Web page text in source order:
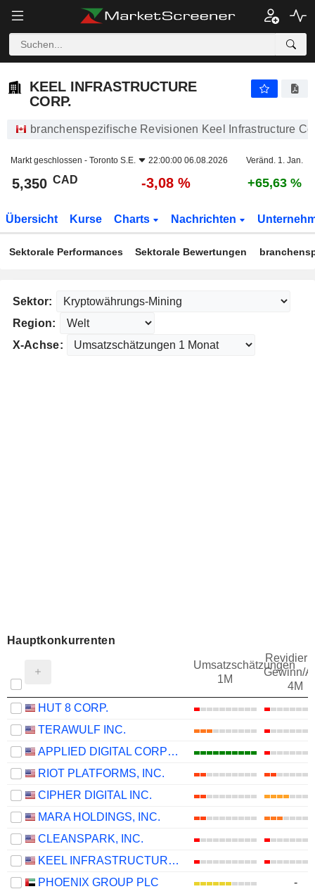
KEEL INFRASTRUCTURE
CORP.
branchenspezifische Revisionen Keel Infrastructure
Markt geschlossen - Toronto S.E. 22:00:00 06.08.2026 Veränd. 1. Jan.
5,350 CAD -3,08 % +65,63 %
Übersicht Kurse Charts Nachrichten
Sektorale Performances Sektorale Bewertungen
Sektor:
Region:
X-Achse:
Hauptkonkurrenten
Umsatzschätzungen
1M
Gewinn/
4M
HUT 8 CORP.
TERAWULF INC.
APPLIED DIGITAL CORPORATION
RIOT PLATFORMS, INC.
CIPHER DIGITAL INC.
MARA HOLDINGS, INC.
CLEANSPARK, INC.
KEEL INFRASTRUCTURE CORP.
PHOENIX GROUP PLC
-